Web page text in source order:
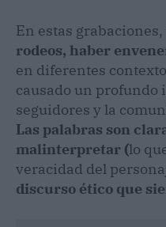
En estas grabaciones,
rodeos, haber
en diferentes
causado un profundo
seguidores y la
Las palabras son
malinterpretar (lo
veracidad del
discurso ético que